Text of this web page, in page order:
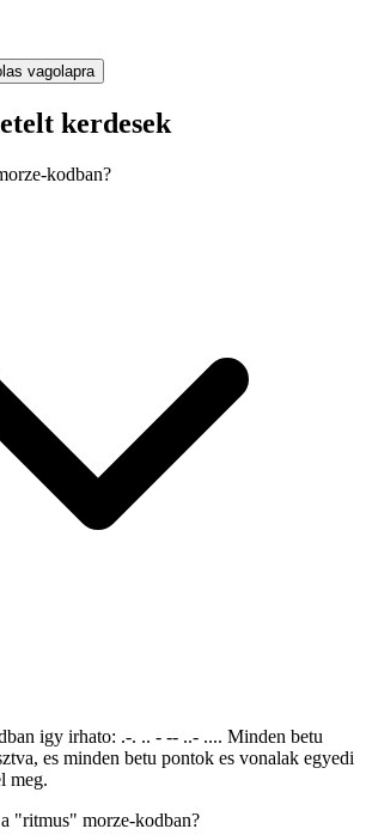
vagolapra
kerdesek
kodban?
igy irhato: .-. .. - -- ..- .... Minden betu
es minden betu pontok es vonalak egyedi
meg.
"ritmus" morze-kodban?